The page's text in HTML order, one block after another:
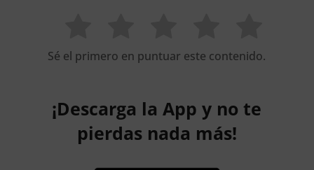
Sé el primero en puntuar este contenido.
¡Descarga la App y no te
pierdas nada más!